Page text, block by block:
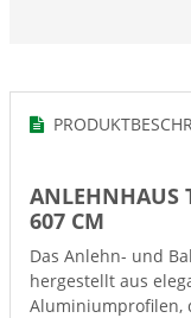
ANLEHNHAUS
607 CM
Das Anlehn- und
hergestellt aus
Aluminiumprofilen,